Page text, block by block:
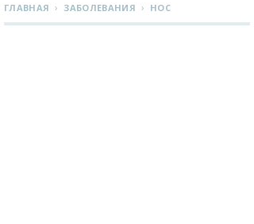
ГЛАВНАЯ › ЗАБОЛЕВАНИЯ › НОС